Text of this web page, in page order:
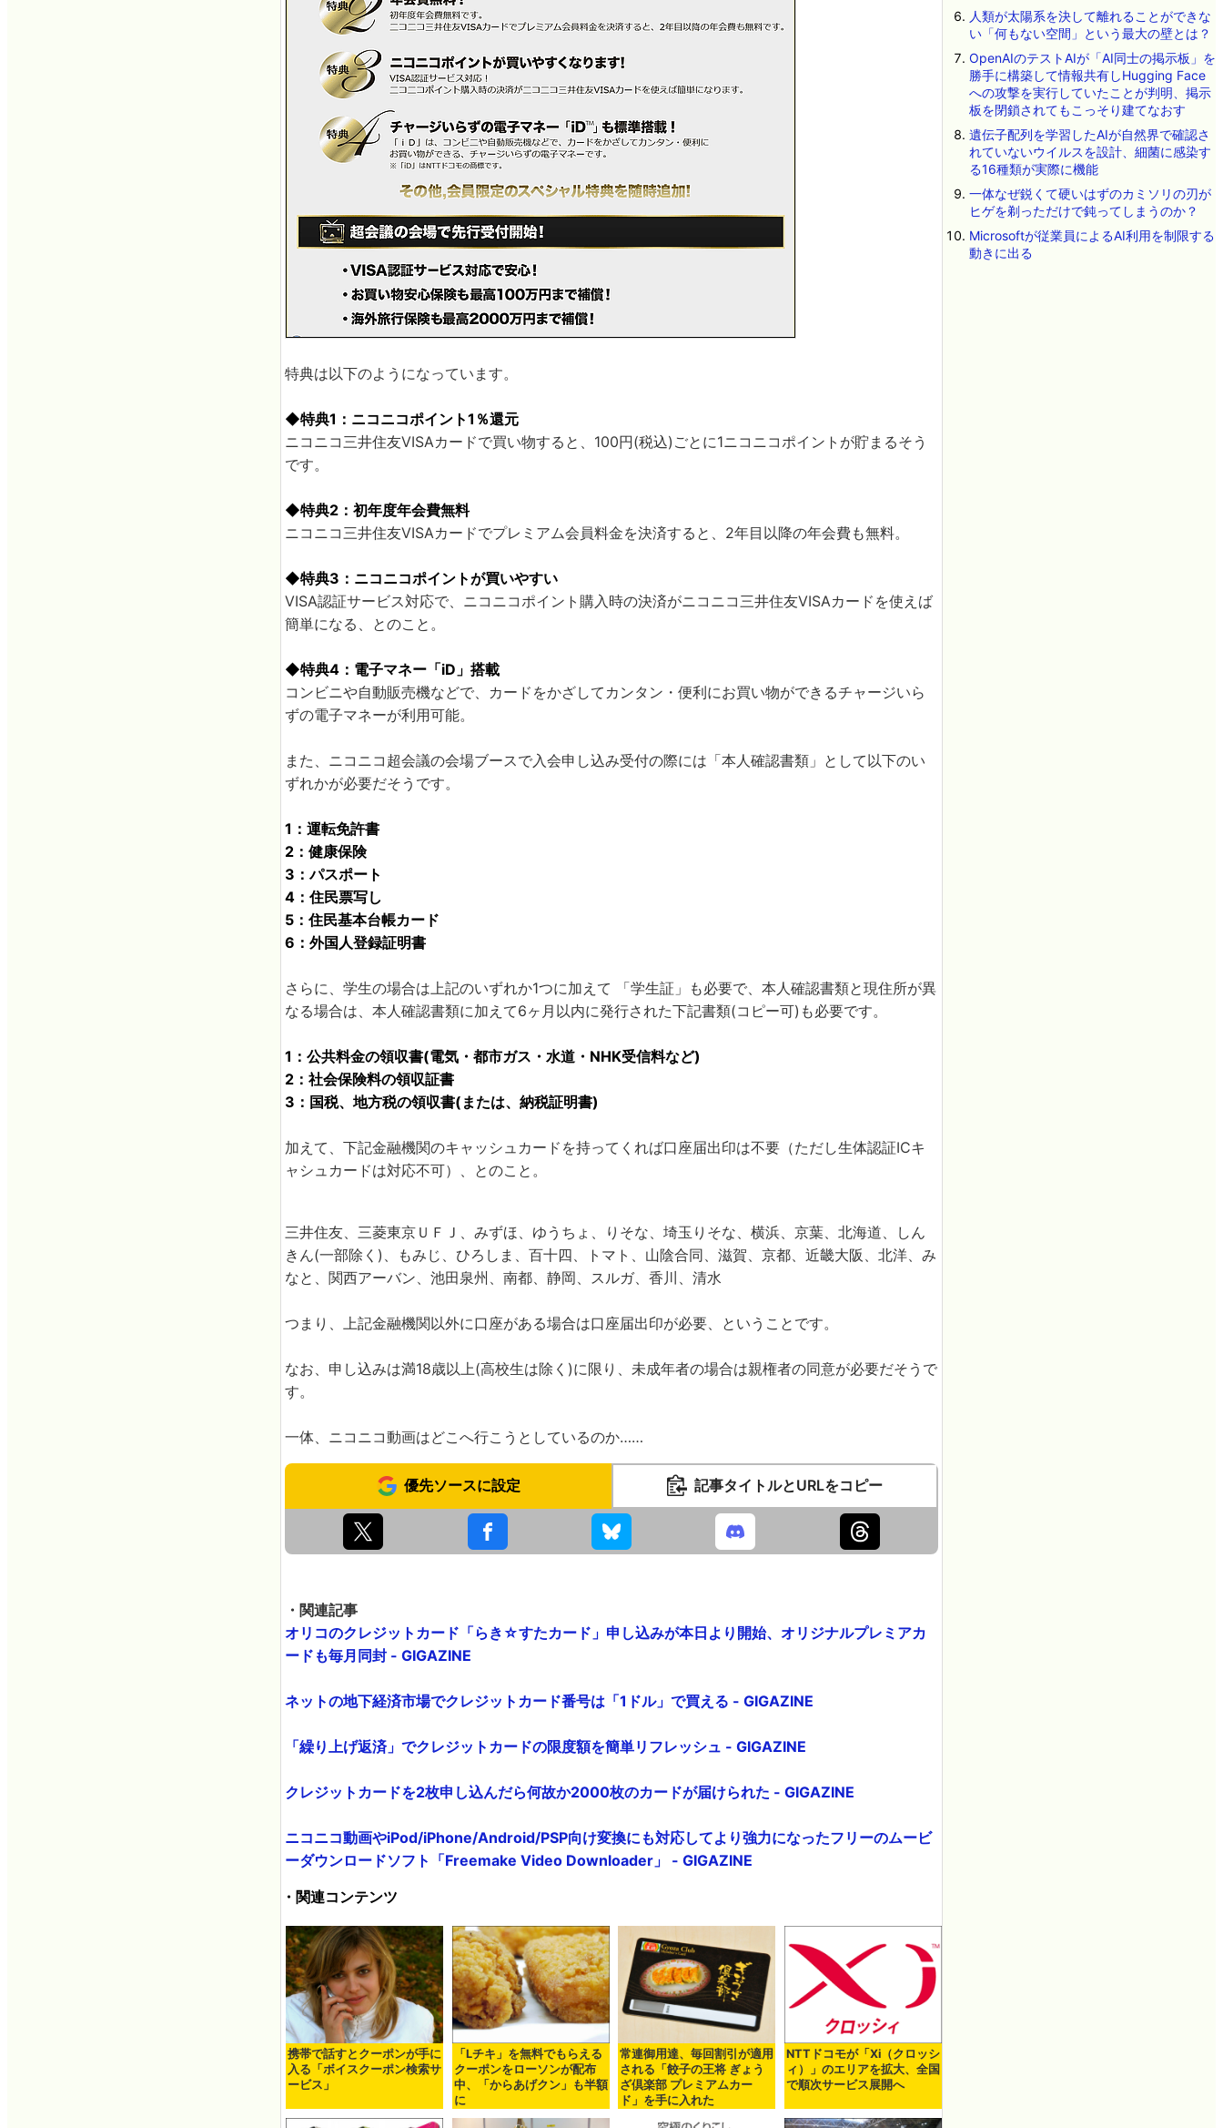
特典は以下のようになっています。
◆特典1：ニコニコポイント1％還元
ニコニコ三井住友VISAカードで買い物すると、100円(税込)ごとに1ニコニコポイントが貯まるそう
です。
◆特典2：初年度年会費無料
ニコニコ三井住友VISAカードでプレミアム会員料金を決済すると、2年目以降の年会費も無料。
◆特典3：ニコニコポイントが買いやすい
VISA認証サービス対応で、ニコニコポイント購入時の決済がニコニコ三井住友VISAカードを使えば
簡単になる、とのこと。
◆特典4：電子マネー「iD」搭載
コンビニや自動販売機などで、カードをかざしてカンタン・便利にお買い物ができるチャージいら
ずの電子マネーが利用可能。
また、ニコニコ超会議の会場ブースで入会申し込み受付の際には「本人確認書類」として以下のい
ずれかが必要だそうです。
1：運転免許書
2：健康保険
3：パスポート
4：住民票写し
5：住民基本台帳カード
6：外国人登録証明書
さらに、学生の場合は上記のいずれか1つに加えて 「学生証」も必要で、本人確認書類と現住所が異
なる場合は、本人確認書類に加えて6ヶ月以内に発行された下記書類(コピー可)も必要です。
1：公共料金の領収書(電気・都市ガス・水道・NHK受信料など)
2：社会保険料の領収証書
3：国税、地方税の領収書(または、納税証明書)
加えて、下記金融機関のキャッシュカードを持ってくれば口座届出印は不要（ただし生体認証ICキ
ャシュカードは対応不可）、とのこと。
三井住友、三菱東京ＵＦＪ、みずほ、ゆうちょ、りそな、埼玉りそな、横浜、京葉、北海道、しん
きん(一部除く)、もみじ、ひろしま、百十四、トマト、山陰合同、滋賀、京都、近畿大阪、北洋、み
なと、関西アーバン、池田泉州、南都、静岡、スルガ、香川、清水
つまり、上記金融機関以外に口座がある場合は口座届出印が必要、ということです。
なお、申し込みは満18歳以上(高校生は除く)に限り、未成年者の場合は親権者の同意が必要だそうで
す。
一体、ニコニコ動画はどこへ行こうとしているのか……
優先ソースに設定 記事タイトルとURLをコピー
・関連記事
オリコのクレジットカード「らき☆すたカード」申し込みが本日より開始、オリジナルプレミアカ
ードも毎月同封 - GIGAZINE
ネットの地下経済市場でクレジットカード番号は「1ドル」で買える - GIGAZINE
「繰り上げ返済」でクレジットカードの限度額を簡単リフレッシュ - GIGAZINE
クレジットカードを2枚申し込んだら何故か2000枚のカードが届けられた - GIGAZINE
ニコニコ動画やiPod/iPhone/Android/PSP向け変換にも対応してより強力になったフリーのムービ
ーダウンロードソフト「Freemake Video Downloader」 - GIGAZINE
・関連コンテンツ
携帯で話すとクーポンが手に
入る「ボイスクーポン検索サ
ービス」
「Lチキ」を無料でもらえる
クーポンをローソンが配布
中、「からあげクン」も半額
に
常連御用達、毎回割引が適用
される「餃子の王将 ぎょう
ざ倶楽部 プレミアムカー
ド」を手に入れた
NTTドコモが「Xi（クロッシ
ィ）」のエリアを拡大、全国
で順次サービス展開へ
人類が太陽系を決して離れることができな
い「何もない空間」という最大の壁とは？
OpenAIのテストAIが「AI同士の掲示板」を
勝手に構築して情報共有しHugging Face
への攻撃を実行していたことが判明、掲示
板を閉鎖されてもこっそり建てなおす
遺伝子配列を学習したAIが自然界で確認さ
れていないウイルスを設計、細菌に感染す
る16種類が実際に機能
一体なぜ鋭くて硬いはずのカミソリの刃が
ヒゲを剃っただけで鈍ってしまうのか？
Microsoftが従業員によるAI利用を制限する
動きに出る